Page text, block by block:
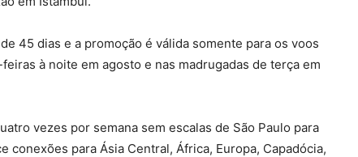
45 dias e a promoção é válida somente para os voos
à noite em agosto e nas madrugadas de terça em
vezes por semana sem escalas de São Paulo para
conexões para Ásia Central, África, Europa, Capadócia,